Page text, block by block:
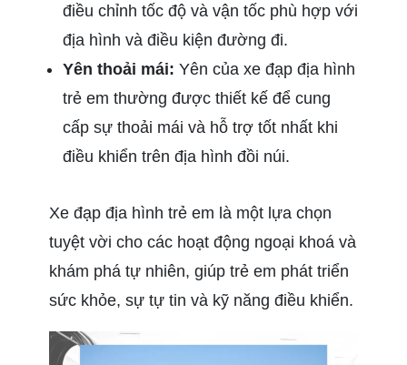
điều chỉnh tốc độ và vận tốc phù hợp với
địa hình và điều kiện đường đi.
Yên thoải mái: Yên của xe đạp địa hình
trẻ em thường được thiết kế để cung
cấp sự thoải mái và hỗ trợ tốt nhất khi
điều khiển trên địa hình đồi núi.
Xe đạp địa hình trẻ em là một lựa chọn
tuyệt vời cho các hoạt động ngoại khoá và
khám phá tự nhiên, giúp trẻ em phát triển
sức khỏe, sự tự tin và kỹ năng điều khiển.